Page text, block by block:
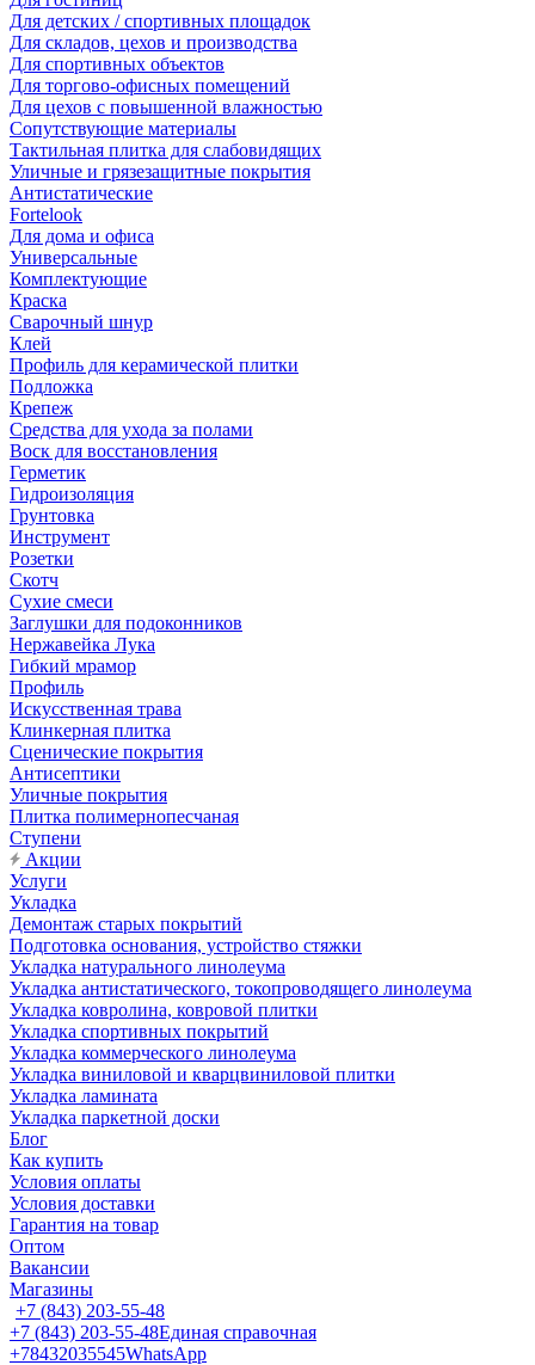
Для детских / спортивных площадок
Для складов, цехов и производства
Для спортивных объектов
Для торгово-офисных помещений
Для цехов с повышенной влажностью
Сопутствующие материалы
Тактильная плитка для слабовидящих
Уличные и грязезащитные покрытия
Антистатические
Fortelook
Для дома и офиса
Универсальные
Комплектующие
Краска
Сварочный шнур
Клей
Профиль для керамической плитки
Подложка
Крепеж
Средства для ухода за полами
Воск для восстановления
Герметик
Гидроизоляция
Грунтовка
Инструмент
Розетки
Скотч
Сухие смеси
Заглушки для подоконников
Нержавейка Лука
Гибкий мрамор
Профиль
Искусственная трава
Клинкерная плитка
Сценические покрытия
Антисептики
Уличные покрытия
Плитка полимернопесчаная
Ступени
Акции
Услуги
Укладка
Демонтаж старых покрытий
Подготовка основания, устройство стяжки
Укладка натурального линолеума
Укладка антистатического, токопроводящего линолеума
Укладка ковролина, ковровой плитки
Укладка спортивных покрытий
Укладка коммерческого линолеума
Укладка виниловой и кварцвиниловой плитки
Укладка ламината
Укладка паркетной доски
Блог
Как купить
Условия оплаты
Условия доставки
Гарантия на товар
Оптом
Вакансии
Магазины
+7 (843) 203-55-48
+7 (843) 203-55-48Единая справочная
+78432035545WhatsApp